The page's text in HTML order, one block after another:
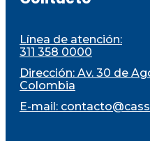
Línea de atención:
311 358 0000
Dirección: Av. 30 de
Colombia
E-mail: